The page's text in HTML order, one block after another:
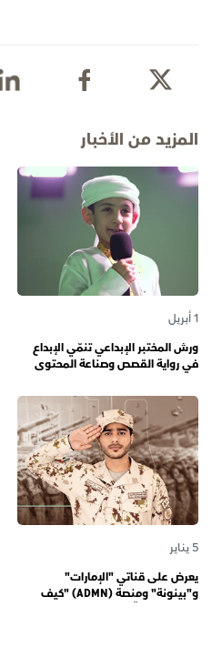
المزيد من الأخبار
1 أبريل
ورش المختبر الإبداعي تنمّي الإبداع
في رواية القصص وصناعة المحتوى
الصغار
5 يناير
يعرض على قناتي "الإمارات"
و"بينونة" ومنصة (ADMN) "كيف